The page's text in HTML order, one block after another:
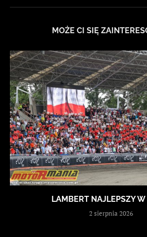
MOŻE CI SIĘ
LAMBERT NAJLEPSZY
2 sierpnia 2026